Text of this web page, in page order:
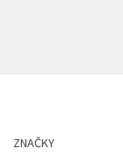
ZNAČKY